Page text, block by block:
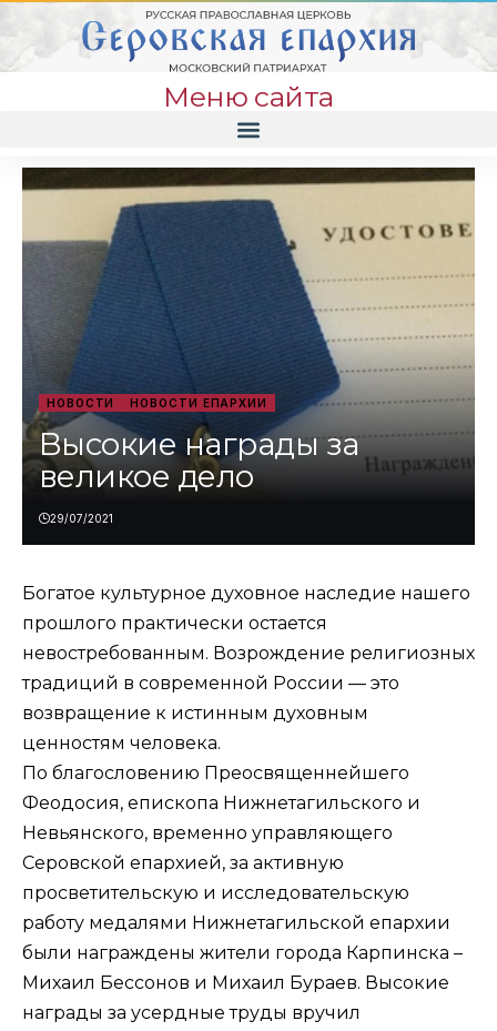
Меню сайта
НОВОСТИ НОВОСТИ ЕПАРХИИ
Высокие награды за
великое дело
29/07/2021
Богатое культурное духовное наследие нашего
прошлого практически остается
невостребованным. Возрождение религиозных
традиций в современной России — это
возвращение к истинным духовным
ценностям человека.
По благословению Преосвященнейшего
Феодосия, епископа Нижнетагильского и
Невьянского, временно управляющего
Серовской епархией, за активную
просветительскую и исследовательскую
работу медалями Нижнетагильской епархии
были награждены жители города Карпинска –
Михаил Бессонов и Михаил Бураев. Высокие
награды за усердные труды вручил